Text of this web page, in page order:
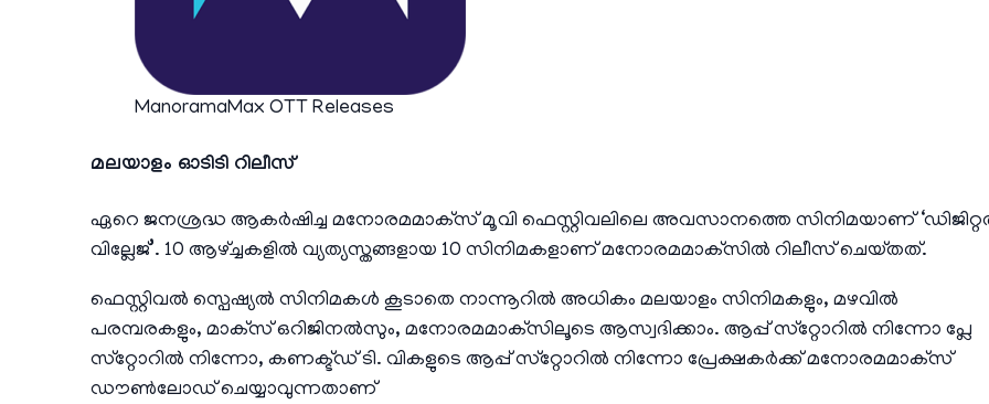
ManoramaMax OTT Releases
മലയാളം ഓടിടി റിലീസ്
ഏറെ ജനശ്രദ്ധ ആകർഷിച്ച മനോരമമാക്‌സ് മൂവി ഫെസ്റ്റിവലിലെ അവസാനത്തെ സിനിമയാണ്
വില്ലേജ്’. 10 ആഴ്ച്ചകളിൽ വ്യത്യസ്തങ്ങളായ 10 സിനിമകളാണ് മനോരമമാക്‌സിൽ റിലീസ് ചെയ്‌തത്‌.
ഫെസ്റ്റിവൽ സ്പെഷ്യൽ സിനിമകൾ കൂടാതെ നാന്നൂറിൽ അധികം മലയാളം സിനിമകളും, മഴവിൽ
പരമ്പരകളും, മാക്‌സ് ഒറിജിനൽസും, മനോരമമാക്‌സിലൂടെ ആസ്വദിക്കാം. ആപ്പ് സ്‌റ്റോറിൽ നിന്നോ പ്ലേ
സ്‌റ്റോറിൽ നിന്നോ, കണക്ട്ഡ് ടി. വികളുടെ ആപ്പ് സ്‌റ്റോറിൽ നിന്നോ പ്രേക്ഷകർക്ക് മനോരമമാക്‌സ്
ഡൗൺലോഡ് ചെയ്യാവുന്നതാണ്